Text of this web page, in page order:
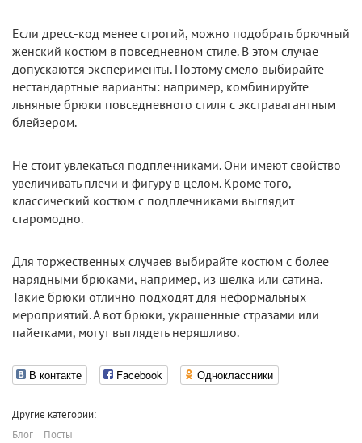
Если дресс-код менее строгий, можно подобрать брючный
женский костюм в повседневном стиле. В этом случае
допускаются эксперименты. Поэтому смело выбирайте
нестандартные варианты: например, комбинируйте
льняные брюки повседневного стиля с экстравагантным
блейзером.
Не стоит увлекаться подплечниками. Они имеют свойство
увеличивать плечи и фигуру в целом. Кроме того,
классический костюм с подплечниками выглядит
старомодно.
Для торжественных случаев выбирайте костюм с более
нарядными брюками, например, из шелка или сатина.
Такие брюки отлично подходят для неформальных
мероприятий. А вот брюки, украшенные стразами или
пайетками, могут выглядеть неряшливо.
В контакте Facebook Одноклассники
Другие категории:
Блог
Посты